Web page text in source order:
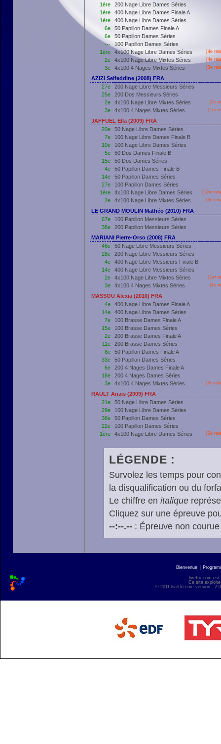
1ère
200 Nage Libre Dames Séries
1ère
400 Nage Libre Dames Finale A
1ère
400 Nage Libre Dames Séries
6e
50 Papillon Dames Finale A
6e
50 Papillon Dames Séries
---
100 Papillon Dames Séries
1ère
4x100 Nage Libre Dames Séries [4e
2e 4x100 Nage Libre Mixtes Séries [4e
3e 4x100 4 Nages Mixtes Séries [3e
AZIZI Seifeddine (2008) FRA
27e
200 Nage Libre Messieurs Séries
25e
200 Dos Messieurs Séries
2e
4x100 Nage Libre Mixtes Séries [2e
3e 4x100 4 Nages Mixtes Séries [1er
JAFFUEL Ella (2009) FRA
20e
50 Nage Libre Dames Séries
7e
100 Nage Libre Dames Finale B
10e
100 Nage Libre Dames Séries
5e
50 Dos Dames Finale B
15e
50 Dos Dames Séries
4e
50 Papillon Dames Finale B
14e
50 Papillon Dames Séries
27e
100 Papillon Dames Séries
1ère
4x100 Nage Libre Dames Séries [1ère
2e 4x100 Nage Libre Mixtes Séries [3e
LE GRAND MOULIN Mathéo (2010) FRA
67e
100 Papillon Messieurs Séries
38e
200 Papillon Messieurs Séries
MARIANI Pierre-Orso (2008) FRA
46e
50 Nage Libre Messieurs Séries
28e
200 Nage Libre Messieurs Séries
4e
400 Nage Libre Messieurs Finale B
14e
400 Nage Libre Messieurs Séries
2e
4x100 Nage Libre Mixtes Séries [1er
3e 4x100 4 Nages Mixtes Séries [4e
MASSOU Alexia (2010) FRA
4e
400 Nage Libre Dames Finale A
14e
400 Nage Libre Dames Séries
7e
100 Brasse Dames Finale A
15e
100 Brasse Dames Séries
2e
200 Brasse Dames Finale A
11e
200 Brasse Dames Séries
8e
50 Papillon Dames Finale A
33e
50 Papillon Dames Séries
6e
200 4 Nages Dames Finale A
18e
200 4 Nages Dames Séries
3e
4x100 4 Nages Mixtes Séries [2e
RAULT Anais (2009) FRA
21e
50 Nage Libre Dames Séries
29e
100 Nage Libre Dames Séries
36e
50 Papillon Dames Séries
22e
100 Papillon Dames Séries
1ère
4x100 Nage Libre Dames Séries [2e
LÉGENDE :
Survolez les temps pour
la disqualification ou du
Le chiffre en italique
Cliquez sur une épreuve
--:--.--: Épreuve non
Bienvenue
liveffn.com est
Ce site
© 2011 liveffn.com version :